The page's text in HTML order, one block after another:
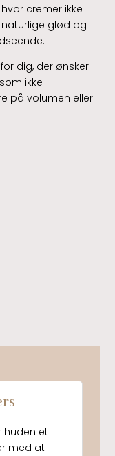
hvor cremer ikke
glød og
dig, der ønsker
ikke
på volumen eller
huden et
med at